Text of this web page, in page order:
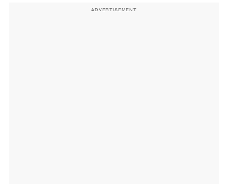
ADVERTISEMENT